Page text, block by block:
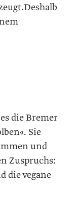
die Bremer
Sie
und
Zuspruchs:
die vegane